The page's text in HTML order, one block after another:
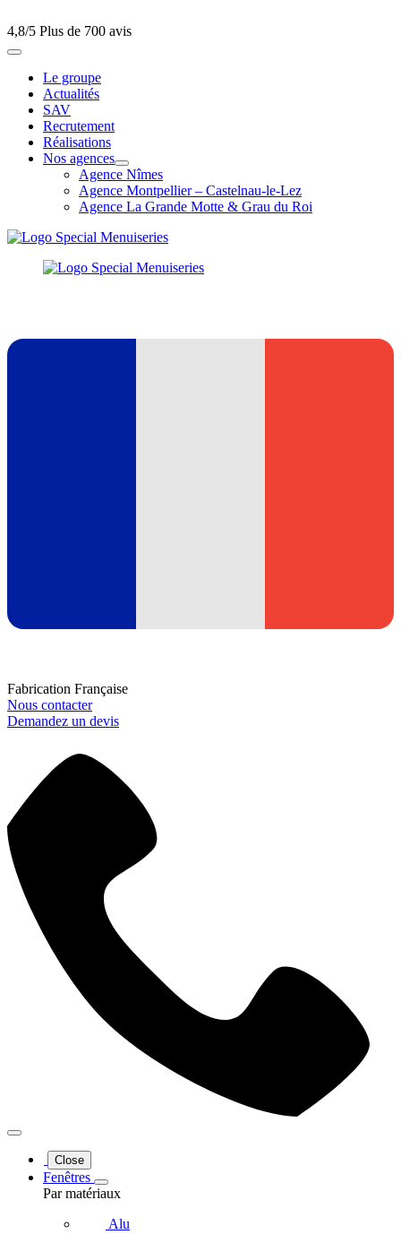
4,8/5 Plus de 700 avis
Le groupe
Actualités
SAV
Recrutement
Réalisations
Nos agences
Agence Nîmes
Agence Montpellier – Castelnau-le-Lez
Agence La Grande Motte & Grau du Roi
Fabrication Française
Nous contacter
Demandez un devis
Close
Fenêtres
Par matériaux
Alu